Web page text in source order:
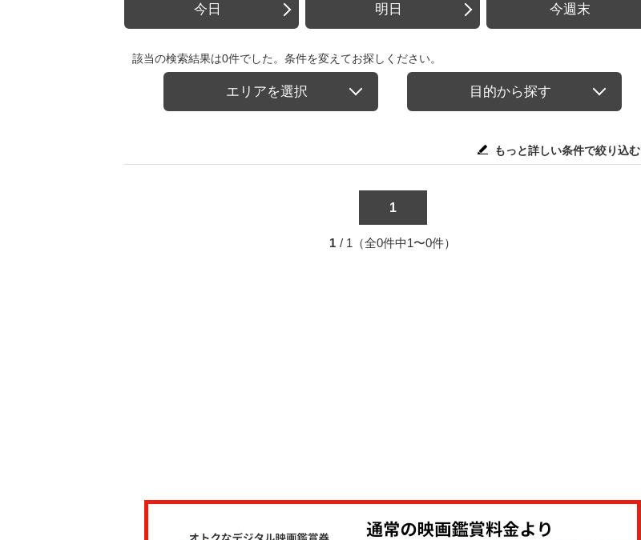
今日 明日 今週末
該当の検索結果は0件でした。条件を変えてお探しください。
エリアを選択 目的から探す
もっと詳しい条件で絞り込む
1
1 / 1（全0件中1〜0件）